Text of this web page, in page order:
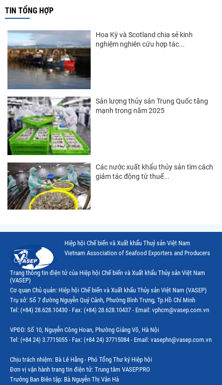
Thị trường Trung Quốc
Thị trường New Zealand
Thị trường Đài Loan
Thị trường Hàn Quốc
Thị trường Mỹ
Thị trường EU
Thị trường Nhật Bản
Thị trường Việt Nam
TIN TỔNG HỢP
Hoa Kỳ và Scotland chia sẻ kinh
nghiệm nghiên cứu hợp tác...
Sản lượng thủy sản Trung Quốc tăng
mạnh trong năm 2025
Các nước xuất khẩu thủy sản tìm cách
giảm tác động từ thuế...
Hiệp hội Chế biến và Xuất khẩu Thuỷ sản Việt Nam
Vietnam Association of Seafood Exporters and Producers
Trang thông tin điện tử của Hiệp hội Chế biến và Xuất khẩu Thủy sản Việt Nam
(VASEP)
Cơ quan Chủ quản: Hiệp hội Chế biến và Xuất khẩu Thủy sản Việt Nam (VASEP)
Trụ sở: Số 7 đường Nguyễn Quý Cảnh, Phường Bình Trưng, Tp.Hồ Chí Minh
Tel: (+84) 28.628.10430 - Fax: (+84) 28.628.10437 - Email: vphcm@vasep.com.vn
VPĐD: Số 10, Nguyễn Công Hoan, Phường Giảng Võ, Hà Nội
Tel: (+84 24) 3.7715055 - Fax: (+84 24) 37715084 - Email: vasephn@vasep.com.vn
Chịu trách nhiệm: Bà Lê Hằng - Phó Tổng Thư ký Hiệp hội
Đơn vị vận hành trang tin điện tử: Trung tâm VASEP.PRO
Trưởng Ban Biên tập: Bà Nguyễn Thị Vân Hà